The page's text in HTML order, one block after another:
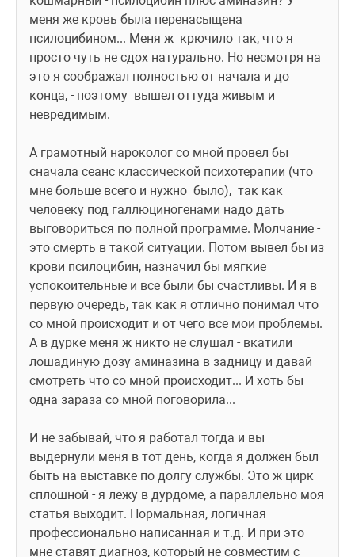
меня же кровь была перенасыщена
псилоцибином... Меня ж  крючило так, что я
просто чуть не сдох натурально. Но несмотря на
это я соображал полностью от начала и до
конца, - поэтому  вышел оттуда живым и
невредимым.
А грамотный нароколог со мной провел бы
сначала сеанс классической психотерапии (что
мне больше всего и нужно  было),  так как
человеку под галлюциногенами надо дать
выговориться по полной программе. Молчание -
это смерть в такой ситуации. Потом вывел бы из
крови псилоцибин, назначил бы мягкие
успокоительные и все были бы счастливы. И я в
первую очередь, так как я отлично понимал что
со мной происходит и от чего все мои проблемы.
А в дурке меня ж никто не слушал - вкатили
лошадиную дозу аминазина в задницу и давай
смотреть что со мной происходит... И хоть бы
одна зараза со мной поговорила...
И не забывай, что я работал тогда и вы
выдернули меня в тот день, когда я должен был
быть на выставке по долгу службы. Это ж цирк
сплошной - я лежу в дурдоме, а параллельно моя
статья выходит. Нормальная, логичная
профессионально написанная и т.д. И при это
мне ставят диагноз, который не совместим с